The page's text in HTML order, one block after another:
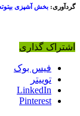
گردآوری: بخش آشپزی
اشتراک گذاری
فیس بوک
توییتر
LinkedIn
Pinterest